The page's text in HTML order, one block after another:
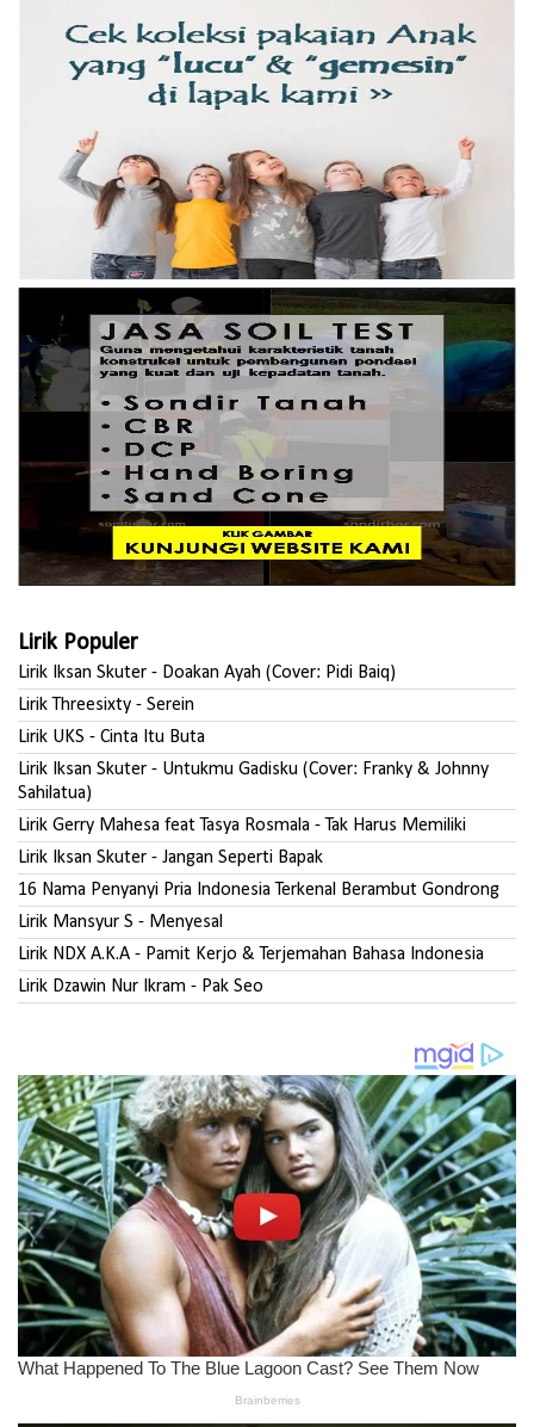
Lirik Populer
Lirik Iksan Skuter - Doakan Ayah (Cover: Pidi Baiq)
Lirik Threesixty - Serein
Lirik UKS - Cinta Itu Buta
Lirik Iksan Skuter - Untukmu Gadisku (Cover: Franky & Johnny
Sahilatua)
Lirik Gerry Mahesa feat Tasya Rosmala - Tak Harus Memiliki
Lirik Iksan Skuter - Jangan Seperti Bapak
16 Nama Penyanyi Pria Indonesia Terkenal Berambut Gondrong
Lirik Mansyur S - Menyesal
Lirik NDX A.K.A - Pamit Kerjo & Terjemahan Bahasa Indonesia
Lirik Dzawin Nur Ikram - Pak Seo